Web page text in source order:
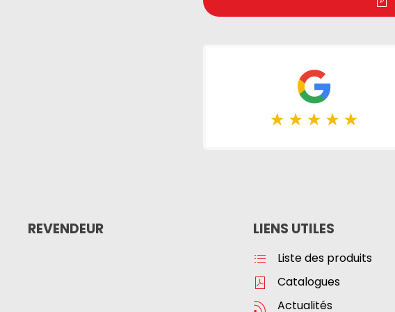
REVENDEUR LIENS UTILES
Liste des produits
Catalogues
Actualités